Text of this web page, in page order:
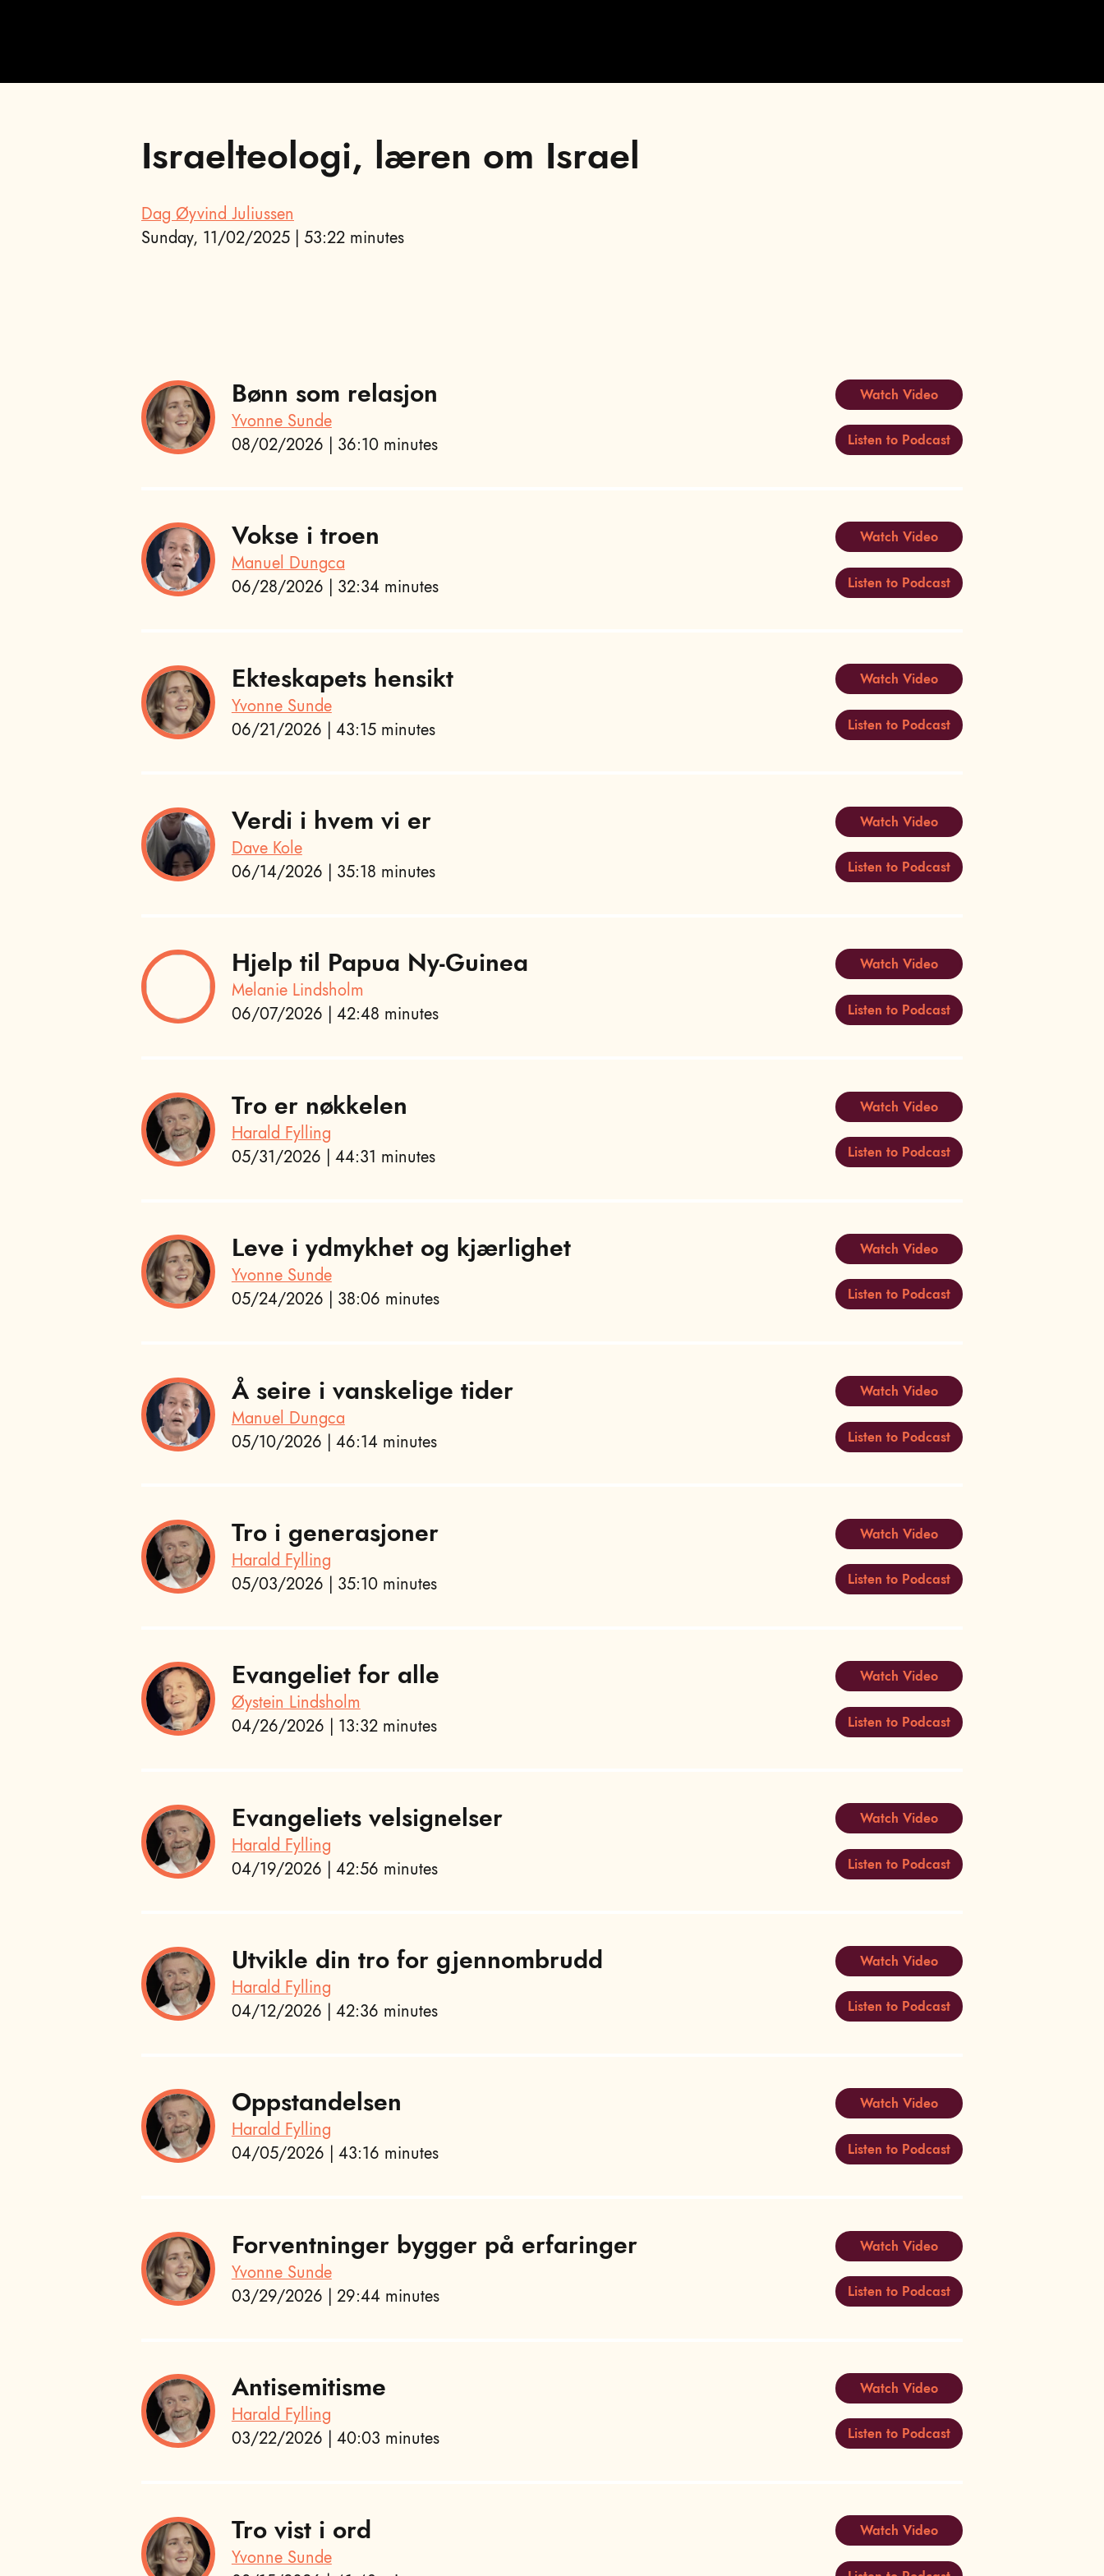
Israelteologi, læren om Israel
Dag Øyvind Juliussen
Sunday, 11/02/2025 | 53:22 minutes
Bønn som relasjon
Yvonne Sunde
08/02/2026 | 36:10 minutes
Watch Video
Listen to Podcast
Vokse i troen
Manuel Dungca
06/28/2026 | 32:34 minutes
Watch Video
Listen to Podcast
Ekteskapets hensikt
Yvonne Sunde
06/21/2026 | 43:15 minutes
Watch Video
Listen to Podcast
Verdi i hvem vi er
Dave Kole
06/14/2026 | 35:18 minutes
Watch Video
Listen to Podcast
Hjelp til Papua Ny-Guinea
Melanie Lindsholm
06/07/2026 | 42:48 minutes
Watch Video
Listen to Podcast
Tro er nøkkelen
Harald Fylling
05/31/2026 | 44:31 minutes
Watch Video
Listen to Podcast
Leve i ydmykhet og kjærlighet
Yvonne Sunde
05/24/2026 | 38:06 minutes
Watch Video
Listen to Podcast
Å seire i vanskelige tider
Manuel Dungca
05/10/2026 | 46:14 minutes
Watch Video
Listen to Podcast
Tro i generasjoner
Harald Fylling
05/03/2026 | 35:10 minutes
Watch Video
Listen to Podcast
Evangeliet for alle
Øystein Lindsholm
04/26/2026 | 13:32 minutes
Watch Video
Listen to Podcast
Evangeliets velsignelser
Harald Fylling
04/19/2026 | 42:56 minutes
Watch Video
Listen to Podcast
Utvikle din tro for gjennombrudd
Harald Fylling
04/12/2026 | 42:36 minutes
Watch Video
Listen to Podcast
Oppstandelsen
Harald Fylling
04/05/2026 | 43:16 minutes
Watch Video
Listen to Podcast
Forventninger bygger på erfaringer
Yvonne Sunde
03/29/2026 | 29:44 minutes
Watch Video
Listen to Podcast
Antisemitisme
Harald Fylling
03/22/2026 | 40:03 minutes
Watch Video
Listen to Podcast
Tro vist i ord
Yvonne Sunde
Watch Video